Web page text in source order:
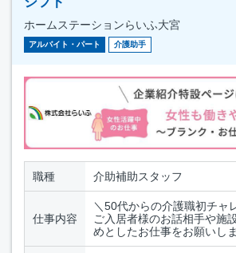
ホームステーションらいふ大宮
アルバイト・パート 介護助手
職種 介助補助スタッフ
仕事内容
＼50代からの介護職初チャ
ご入居者様のお話相手や施
めとしたお仕事をお願いしま